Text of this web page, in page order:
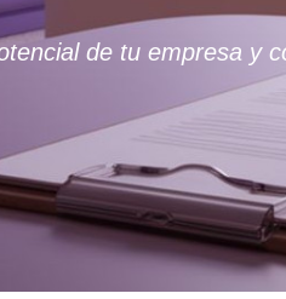
de tu empresa y